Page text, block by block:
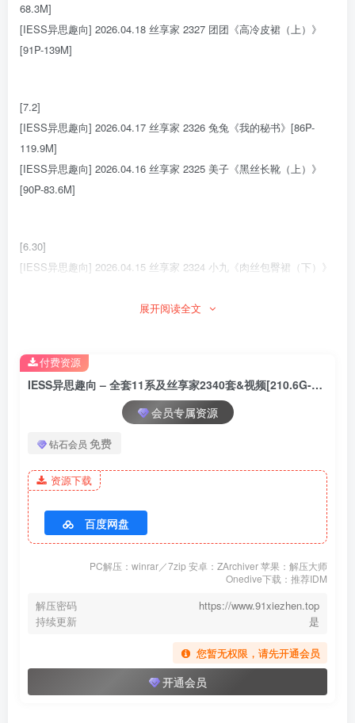
68.3M]
[IESS异思趣向] 2026.04.18 丝享家 2327 团团《高冷皮裙（上）》
[91P-139M]
[7.2]
[IESS异思趣向] 2026.04.17 丝享家 2326 兔兔《我的秘书》[86P-
119.9M]
[IESS异思趣向] 2026.04.16 丝享家 2325 美子《黑丝长靴（上）》
[90P-83.6M]
[6.30]
[IESS异思趣向] 2026.04.15 丝享家 2324 小九《肉丝包臀裙（下）》
[IESS异思趣向] 2026.04.14 丝享家 2323 小婕《出差日记（下）》
[6.28]
[IESS异思趣向] 2026.04.13 丝享家 2322 秋秋《黑丝秘书》[84P-
[IESS异思趣向] 2026.04.12 丝享家 2321 美子《白色西装（下）》
[88P-96.3M]
[6.16]
[IESS异思趣向] 2026.04.11 丝享家 2320 团团《豹纹高跟（下）》
[IESS异思趣向] 2026.04.10 丝享家 2319 兔兔《肉丝红高》[79P-
102.3M]
[6.14]
[IESS异思趣向] 2026.04.09 丝享家 2318 美子《黑丝小女警》[89P-
展开阅读全文
IESS异思趣向 – 全套11系及丝享家2340套&视频[210.6G-2026.7]
会员专属资源
钻石会员 免费
资源下载
百度网盘
PC解压：winrar／7zip 安卓：ZArchiver 苹果：解压大师
Onedive下载：推荐IDM
解压密码
https://www.91xiezhen.top
持续更新
是
您暂无权限，请先开通会员
开通会员
付费资源